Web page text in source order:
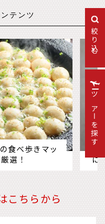
絞り込む
食べ歩きマッ
選！
箱
に
こちらから
ツアーを探す